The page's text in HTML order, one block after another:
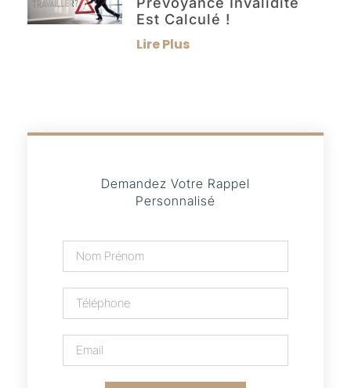
Est Calculé !
Lire Plus
Demandez Votre Rappel
Personnalisé